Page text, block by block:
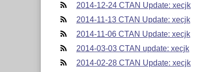
2014-12-24 CTAN Update: xecjk
2014-11-13 CTAN Update: xecjk
2014-11-06 CTAN Update: xecjk
2014-03-03 CTAN update: xecjk
2014-02-28 CTAN Update: xecjk